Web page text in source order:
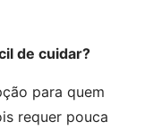
de cuidar?
para quem
requer pouca